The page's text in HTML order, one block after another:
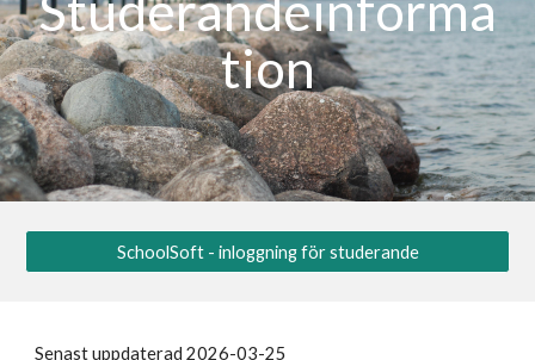
tion
SchoolSoft - inloggning för studerande
Senast uppdaterad 2026-03-25